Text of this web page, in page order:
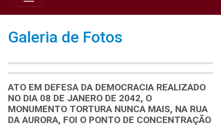
Galeria de Fotos
ATO EM DEFESA DA DEMOCRACIA REALIZADO
NO DIA 08 DE JANERO DE 2042, O
MONUMENTO TORTURA NUNCA MAIS, NA RUA
DA AURORA, FOI O PONTO DE CONCENTRAÇÃO